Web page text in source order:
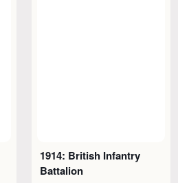
1914: British Infantry
Battalion